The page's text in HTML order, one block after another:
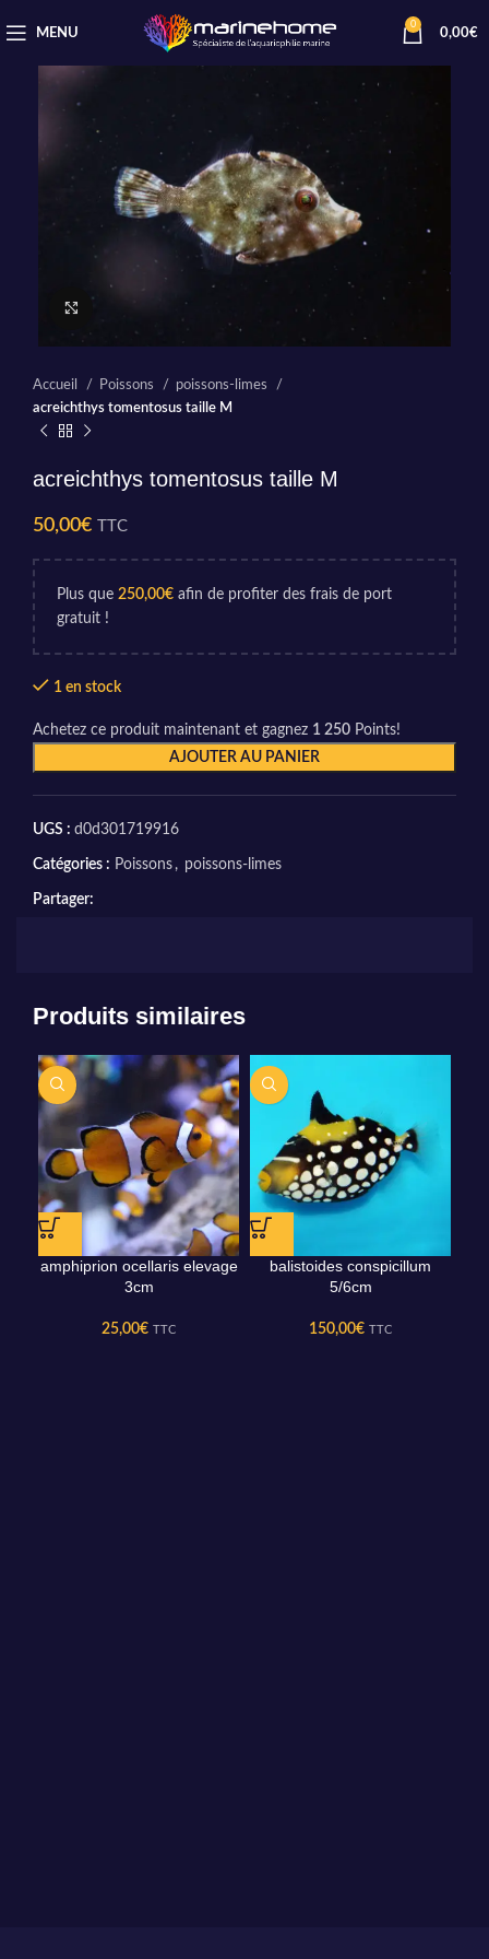
MENU
0
0,00€
Cliquez pour agrandir
Accueil Poissons
poissons-limes
acreichthys tomentosus taille M
acreichthys tomentosus taille M
50,00€ TTC
Plus que 250,00€ afin de profiter des frais de port
gratuit !
1 en stock
Achetez ce produit maintenant et gagnez 1 250 Points!
AJOUTER AU PANIER
UGS : d0d301719916
Catégories : Poissons , poissons-limes
Partager:
Produits similaires
amphiprion ocellaris elevage
3cm
25,00€ TTC
balistoides conspicillum
5/6cm
150,00€ TTC